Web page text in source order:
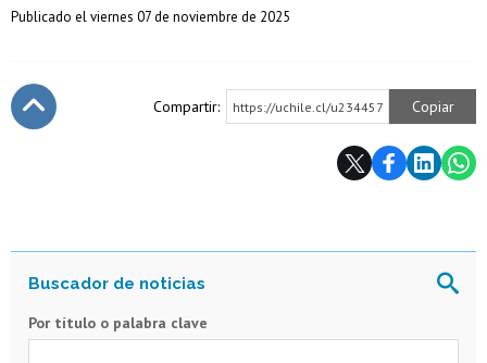
Publicado el viernes 07 de noviembre de 2025
Compartir: https://uchile.cl/u234457 Copiar
Por título o palabra clave